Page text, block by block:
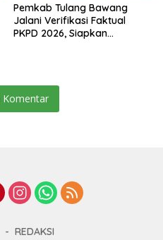
Pemkab Tulang Bawang
Jalani Verifikasi Faktual
PKPD 2026, Siapkan
Komentar
REDAKSI